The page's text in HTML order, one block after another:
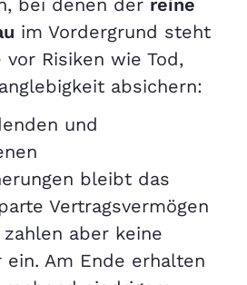
bei denen der reine
im Vordergrund steht
Risiken wie Tod,
absichern:
und
bleibt das
Vertragsvermögen
aber keine
ein. Am Ende erhalten